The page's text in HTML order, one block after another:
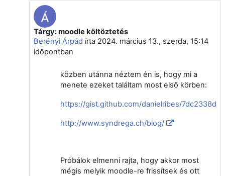
Válasz erre: Vágvölgyi Csaba
Tárgy: moodle költöztetés
Berényi Árpád írta 2024. március 13., szerda, 15:14
időpontban
közben utánna néztem én is, hogy mi a
menete ezeket találtam most első körben:
https://gist.github.com/danielribes/
http://www.syndrega.ch/blog/
Próbálok elmenni rajta, hogy akkor most
mégis melyik moodle-re frissítsek és ott